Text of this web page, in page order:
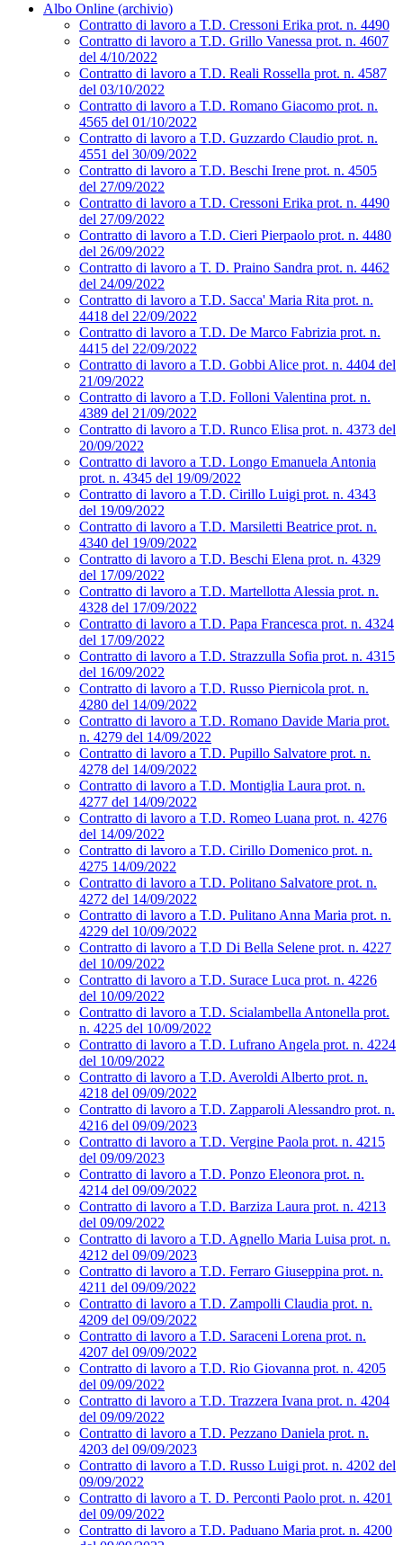
Albo Online (archivio)
Contratto di lavoro a T.D. Cressoni Erika prot. n. 4490
Contratto di lavoro a T.D. Grillo Vanessa prot. n. 4607
del 4/10/2022
Contratto di lavoro a T.D. Reali Rossella prot. n. 4587
del 03/10/2022
Contratto di lavoro a T.D. Romano Giacomo prot. n.
4565 del 01/10/2022
Contratto di lavoro a T.D. Guzzardo Claudio prot. n.
4551 del 30/09/2022
Contratto di lavoro a T.D. Beschi Irene prot. n. 4505
del 27/09/2022
Contratto di lavoro a T.D. Cressoni Erika prot. n. 4490
del 27/09/2022
Contratto di lavoro a T.D. Cieri Pierpaolo prot. n. 4480
del 26/09/2022
Contratto di lavoro a T. D. Praino Sandra prot. n. 4462
del 24/09/2022
Contratto di lavoro a T.D. Sacca' Maria Rita prot. n.
4418 del 22/09/2022
Contratto di lavoro a T.D. De Marco Fabrizia prot. n.
4415 del 22/09/2022
Contratto di lavoro a T.D. Gobbi Alice prot. n. 4404 del
21/09/2022
Contratto di lavoro a T.D. Folloni Valentina prot. n.
4389 del 21/09/2022
Contratto di lavoro a T.D. Runco Elisa prot. n. 4373 del
20/09/2022
Contratto di lavoro a T.D. Longo Emanuela Antonia
prot. n. 4345 del 19/09/2022
Contratto di lavoro a T.D. Cirillo Luigi prot. n. 4343
del 19/09/2022
Contratto di lavoro a T.D. Marsiletti Beatrice prot. n.
4340 del 19/09/2022
Contratto di lavoro a T.D. Beschi Elena prot. n. 4329
del 17/09/2022
Contratto di lavoro a T.D. Martellotta Alessia prot. n.
4328 del 17/09/2022
Contratto di lavoro a T.D. Papa Francesca prot. n. 4324
del 17/09/2022
Contratto di lavoro a T.D. Strazzulla Sofia prot. n. 4315
del 16/09/2022
Contratto di lavoro a T.D. Russo Piernicola prot. n.
4280 del 14/09/2022
Contratto di lavoro a T.D. Romano Davide Maria prot.
n. 4279 del 14/09/2022
Contratto di lavoro a T.D. Pupillo Salvatore prot. n.
4278 del 14/09/2022
Contratto di lavoro a T.D. Montiglia Laura prot. n.
4277 del 14/09/2022
Contratto di lavoro a T.D. Romeo Luana prot. n. 4276
del 14/09/2022
Contratto di lavoro a T.D. Cirillo Domenico prot. n.
4275 14/09/2022
Contratto di lavoro a T.D. Politano Salvatore prot. n.
4272 del 14/09/2022
Contratto di lavoro a T.D. Pulitano Anna Maria prot. n.
4229 del 10/09/2022
Contratto di lavoro a T.D Di Bella Selene prot. n. 4227
del 10/09/2022
Contratto di lavoro a T.D. Surace Luca prot. n. 4226
del 10/09/2022
Contratto di lavoro a T.D. Scialambella Antonella prot.
n. 4225 del 10/09/2022
Contratto di lavoro a T.D. Lufrano Angela prot. n. 4224
del 10/09/2022
Contratto di lavoro a T.D. Averoldi Alberto prot. n.
4218 del 09/09/2022
Contratto di lavoro a T.D. Zapparoli Alessandro prot. n.
4216 del 09/09/2023
Contratto di lavoro a T.D. Vergine Paola prot. n. 4215
del 09/09/2023
Contratto di lavoro a T.D. Ponzo Eleonora prot. n.
4214 del 09/09/2022
Contratto di lavoro a T.D. Barziza Laura prot. n. 4213
del 09/09/2022
Contratto di lavoro a T.D. Agnello Maria Luisa prot. n.
4212 del 09/09/2023
Contratto di lavoro a T.D. Ferraro Giuseppina prot. n.
4211 del 09/09/2022
Contratto di lavoro a T.D. Zampolli Claudia prot. n.
4209 del 09/09/2022
Contratto di lavoro a T.D. Saraceni Lorena prot. n.
4207 del 09/09/2022
Contratto di lavoro a T.D. Rio Giovanna prot. n. 4205
del 09/09/2022
Contratto di lavoro a T.D. Trazzera Ivana prot. n. 4204
del 09/09/2022
Contratto di lavoro a T.D. Pezzano Daniela prot. n.
4203 del 09/09/2023
Contratto di lavoro a T.D. Russo Luigi prot. n. 4202 del
09/09/2022
Contratto di lavoro a T. D. Perconti Paolo prot. n. 4201
del 09/09/2022
Contratto di lavoro a T.D. Paduano Maria prot. n. 4200